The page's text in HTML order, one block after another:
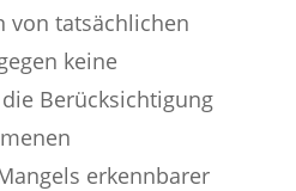
von tatsächlichen
keine
Berücksichtigung
erkennbarer